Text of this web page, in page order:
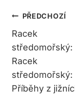
Navigace
Pro
Příspěvek
PŘEDCHOZÍ
Racek
středomořský:
Racek
středomořský:
Příběhy z